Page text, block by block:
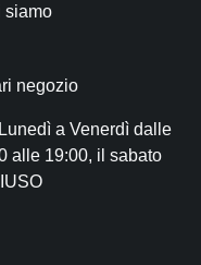
siamo
negozio
a Venerdì dalle
alle 19:00, il sabato